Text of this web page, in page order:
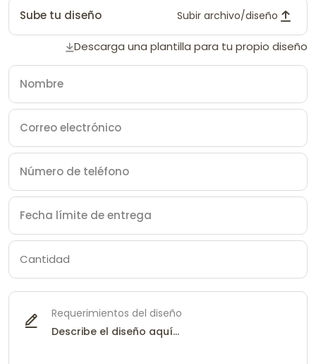
Sube tu diseño Subir archivo/diseño
Descarga una plantilla para tu propio diseño
Requerimientos del diseño